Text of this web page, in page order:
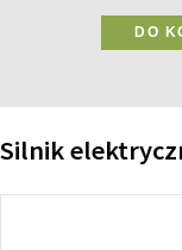
DO
Silnik